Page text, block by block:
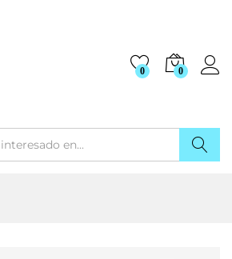
0 0